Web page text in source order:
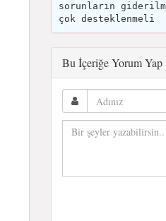
sorunların
çok desteklenmeli
Bu İçeriğe Yorum Yap